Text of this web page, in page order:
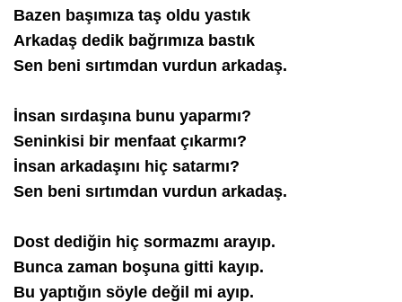
Bazen başımıza taş oldu yastık
Arkadaş dedik bağrımıza bastık
Sen beni sırtımdan vurdun arkadaş.
İnsan sırdaşına bunu yaparmı?
Seninkisi bir menfaat çıkarmı?
İnsan arkadaşını hiç satarmı?
Sen beni sırtımdan vurdun arkadaş.
Dost dediğin hiç sormazmı arayıp.
Bunca zaman boşuna gitti kayıp.
Bu yaptığın söyle değil mi ayıp.